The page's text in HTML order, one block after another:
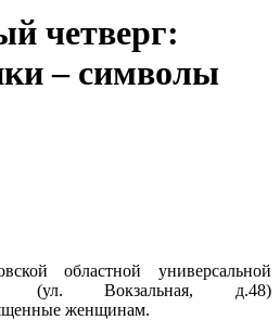
четверг:
– символы
областной универсальной
(ул. Вокзальная, д.48)
женщинам.